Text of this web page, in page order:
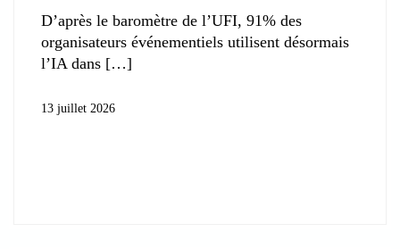
D’après le baromètre de l’UFI, 91% des
organisateurs événementiels utilisent désormais
l’IA dans
13 juillet 2026